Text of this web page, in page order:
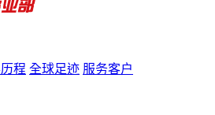
程 全球足迹 服务客户